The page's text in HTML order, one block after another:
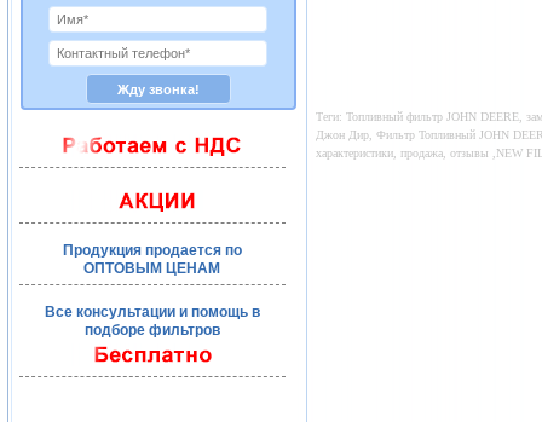
Продукция продается по
ОПТОВЫМ ЦЕНАМ
Все консультации и помощь в
подборе фильтров
Теги: Топливный фильтр JOHN DEERE,
Джон Дир, Фильтр Топливный JOHN
характеристики, продажа, отзывы